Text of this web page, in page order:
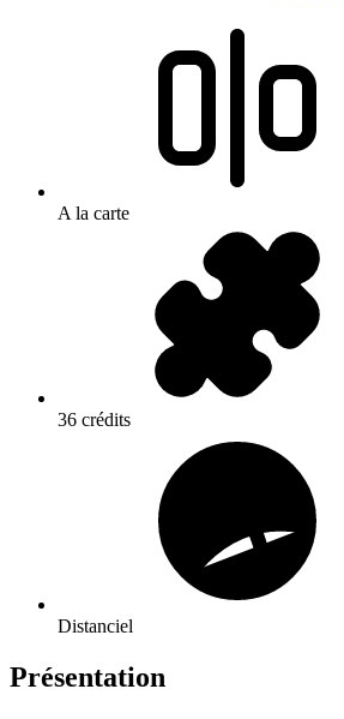
A la carte
36 crédits
Distanciel
Présentation